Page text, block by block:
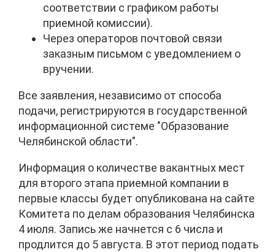
соответствии с графиком работы
приемной комиссии).
Через операторов почтовой связи
заказным письмом с уведомлением о
вручении.
Все заявления, независимо от способа
подачи, регистрируются в государственной
информационной системе "Образование
Челябинской области".
Информация о количестве вакантных мест
для второго этапа приемной компании в
первые классы будет опубликована на сайте
Комитета по делам образования Челябинска
4 июля. Запись же начнется с 6 числа и
продлится до 5 августа. В этот период подать